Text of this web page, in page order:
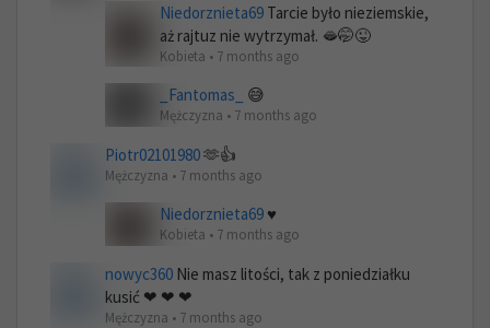
Niedorznieta69 Tarcie było nieziemskie,
aż rajtuz nie wytrzymał. 🫦🤭😜
Kobieta • 7 months ago
_Fantomas_ 😅
Mężczyzna • 7 months ago
Piotr02101980🫶👍
Mężczyzna • 7 months ago
Niedorznieta69 ♥️
Kobieta • 7 months ago
nowyc360 Nie masz litości, tak z poniedziałku
kusić ❤ ❤ ❤
Mężczyzna • 7 months ago